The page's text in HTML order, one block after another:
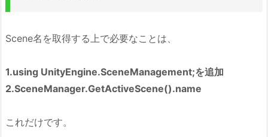
Scene名を取得する上で必要なことは、
1.using UnityEngine.SceneManagement;を追加
2.SceneManager.GetActiveScene().name
これだけです。